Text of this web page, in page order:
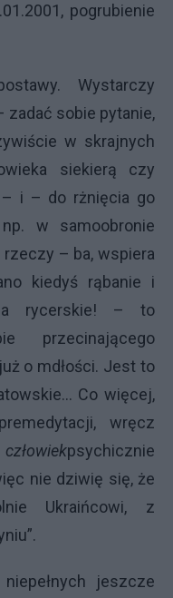
pogrubienie
Wystarczy
sobie pytanie,
w skrajnych
siekierą czy
i – do rżnięcia go
w samoobronie
– ba, wspiera
kiedyś rąbanie i
rycerskie! – to
przecinającego
o mdłości. Jest to
Co więcej,
wręcz
psychicznie
nie dziwię się, że
Ukraińcowi, z
jeszcze